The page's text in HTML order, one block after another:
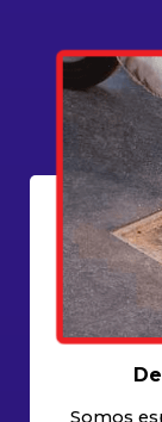
Somos